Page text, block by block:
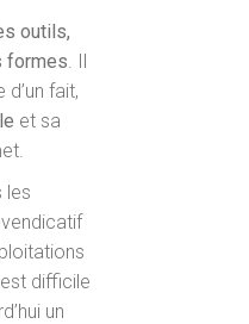
outils,
formes. Il
fait,
et sa
les
difficile
un